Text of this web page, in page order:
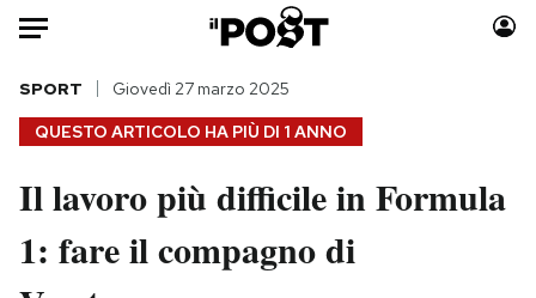
Auto
HOME
Italia
Politica
Moda
Consumismi
QUESTO ARTICOLO HA PIÙ DI 1 ANNO
SPORT Giovedì 27 marzo 2025
Il lavoro più difficile in Formula
1: fare il compagno di